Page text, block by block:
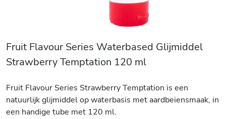
Fruit Flavour Series Waterbased Glijmiddel
Strawberry Temptation 120 ml
Fruit Flavour Series Strawberry Temptation is een
natuurlijk glijmiddel op waterbasis met aardbeiensmaak, in
een handige tube met 120 ml.